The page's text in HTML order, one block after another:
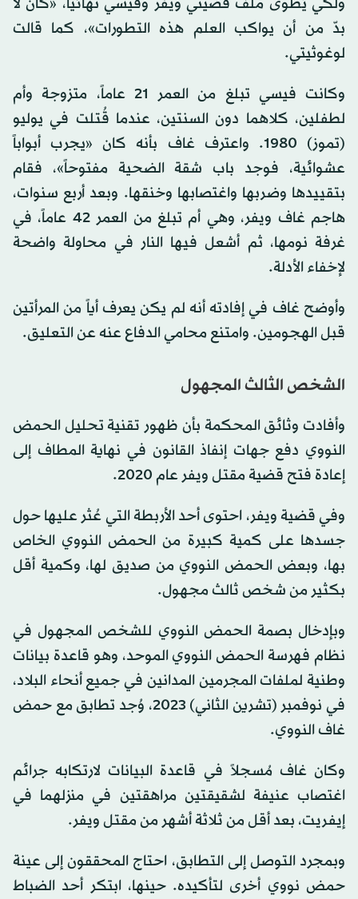
بدّ من أن يواكب العلم هذه التطورات»، كما قالت
لوغوثيتي.
وكانت فيسي تبلغ من العمر 21 عاماً، متزوجة وأم
لطفلين، كلاهما دون السنتين، عندما قُتلت في يوليو
(تموز) 1980. واعترف غاف بأنه كان «يجرب أبواباً
عشوائية، فوجد باب شقة الضحية مفتوحاً»، فقام
بتقييدها وضربها واغتصابها وخنقها. وبعد أربع سنوات،
هاجم غاف ويفر، وهي أم تبلغ من العمر 42 عاماً، في
غرفة نومها، ثم أشعل فيها النار في محاولة واضحة
لإخفاء الأدلة.
وأوضح غاف في إفادته أنه لم يكن يعرف أياً من المرأتين
قبل الهجومين. وامتنع محامي الدفاع عنه عن التعليق.
الشخص الثالث المجهول
وأفادت وثائق المحكمة بأن ظهور تقنية تحليل الحمض
النووي دفع جهات إنفاذ القانون في نهاية المطاف إلى
إعادة فتح قضية مقتل ويفر عام 2020.
وفي قضية ويفر، احتوى أحد الأربطة التي عُثر عليها حول
جسدها على كمية كبيرة من الحمض النووي الخاص
بها، وبعض الحمض النووي من صديق لها، وكمية أقل
بكثير من شخص ثالث مجهول.
وبإدخال بصمة الحمض النووي للشخص المجهول في
نظام فهرسة الحمض النووي الموحد، وهو قاعدة بيانات
وطنية لملفات المجرمين المدانين في جميع أنحاء البلاد،
في نوفمبر (تشرين الثاني) 2023، وُجد تطابق مع حمض
غاف النووي.
وكان غاف مُسجلاً في قاعدة البيانات لارتكابه جرائم
اغتصاب عنيفة لشقيقتين مراهقتين في منزلهما في
إيفريت، بعد أقل من ثلاثة أشهر من مقتل ويفر.
وبمجرد التوصل إلى التطابق، احتاج المحققون إلى عينة
حمض نووي أخرى لتأكيده. حينها، ابتكر أحد الضباط